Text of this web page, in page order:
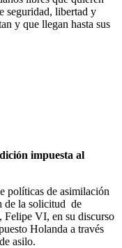
seguridad, libertad y
y que llegan hasta sus
impuesta al
políticas de asimilación
de la solicitud de
Felipe VI, en su discurso
Holanda a través
asilo.